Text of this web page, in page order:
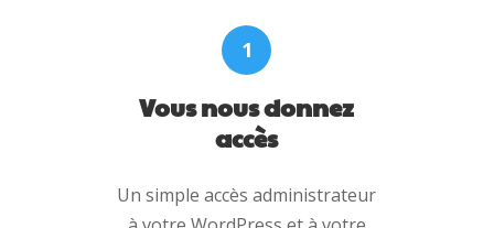
1
Vous nous donnez
accès
Un simple accès administrateur